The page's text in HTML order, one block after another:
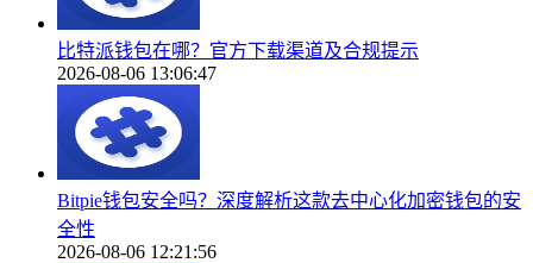
比特派钱包在哪？官方下载渠道及合规提示
2026-08-06 13:06:47
Bitpie钱包安全吗？深度解析这款去中心化加密钱包的安
全性
2026-08-06 12:21:56